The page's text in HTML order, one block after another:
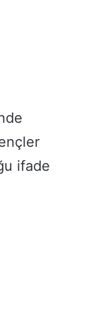
ifade